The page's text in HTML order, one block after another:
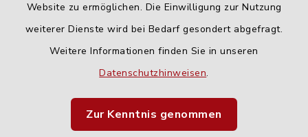
Website zu ermöglichen. Die Einwilligung zur Nutzung
weiterer Dienste wird bei Bedarf gesondert abgefragt.
Weitere Informationen finden Sie in unseren
Datenschutzhinweisen.
Zur Kenntnis genommen
Barrierefreiheit
Impressum